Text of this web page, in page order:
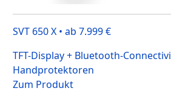
SVT 650 X • ab 7.999 €
TFT-Display + Bluetooth-
Handprotektoren
Zum Produkt